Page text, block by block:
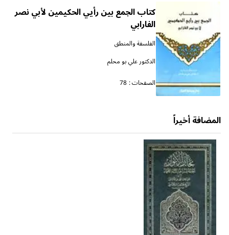
كتاب الجمع بين رأيي الحكيمين لأبي نصر
الفارابي
الفلسفة والمنطق
الدكتور علي بو محلم
الصفحات : 78
المضافة أخيراً